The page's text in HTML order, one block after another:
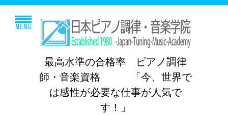
最高水準の合格率 ピアノ調律
師・音楽資格 「今、世界で
は感性が必要な仕事が人気で
す！」